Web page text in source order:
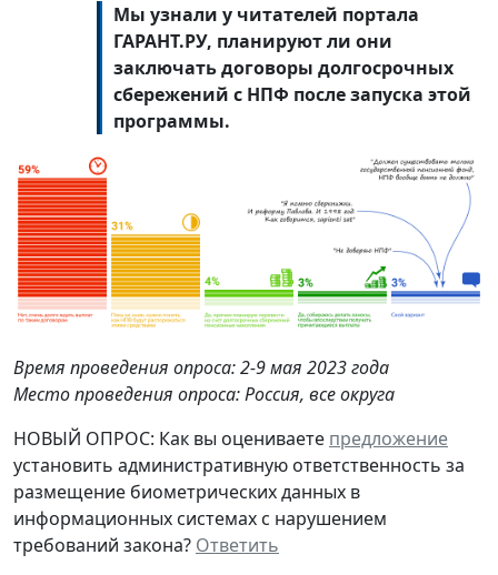
Мы узнали у читателей портала
ГАРАНТ.РУ, планируют ли они
заключать договоры долгосрочных
сбережений с НПФ после запуска этой
программы.
Время проведения опроса: 2-9 мая 2023 года
Место проведения опроса: Россия, все округа
НОВЫЙ ОПРОС: Как вы оцениваете предложение
установить административную ответственность за
размещение биометрических данных в
информационных системах с нарушением
требований закона? Ответить